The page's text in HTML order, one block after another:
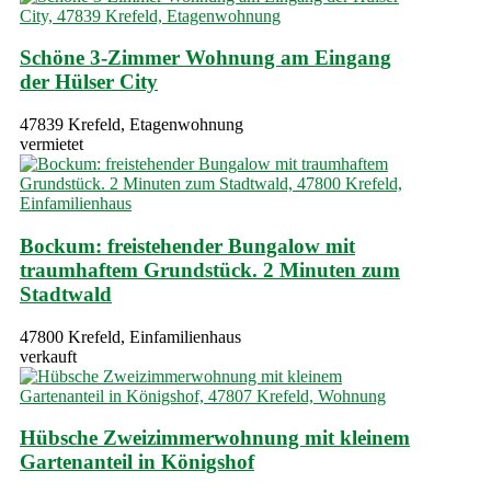
Schöne 3-Zimmer Wohnung am Eingang
der Hülser City
47839 Krefeld, Etagenwohnung
vermietet
Bockum: freistehender Bungalow mit
traumhaftem Grundstück. 2 Minuten zum
Stadtwald
47800 Krefeld, Einfamilienhaus
verkauft
Hübsche Zweizimmerwohnung mit kleinem
Gartenanteil in Königshof